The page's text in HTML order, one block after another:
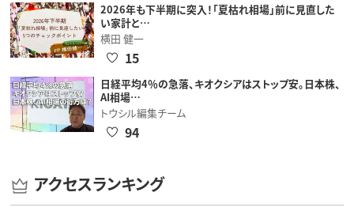
2026年も下半期に突入！「夏枯れ相場」前に見直した
い家計と…
横田 健一
15
日経平均4％の急落、キオクシアはストップ安。日本株、
AI相場…
トウシル編集チーム
94
アクセスランキング